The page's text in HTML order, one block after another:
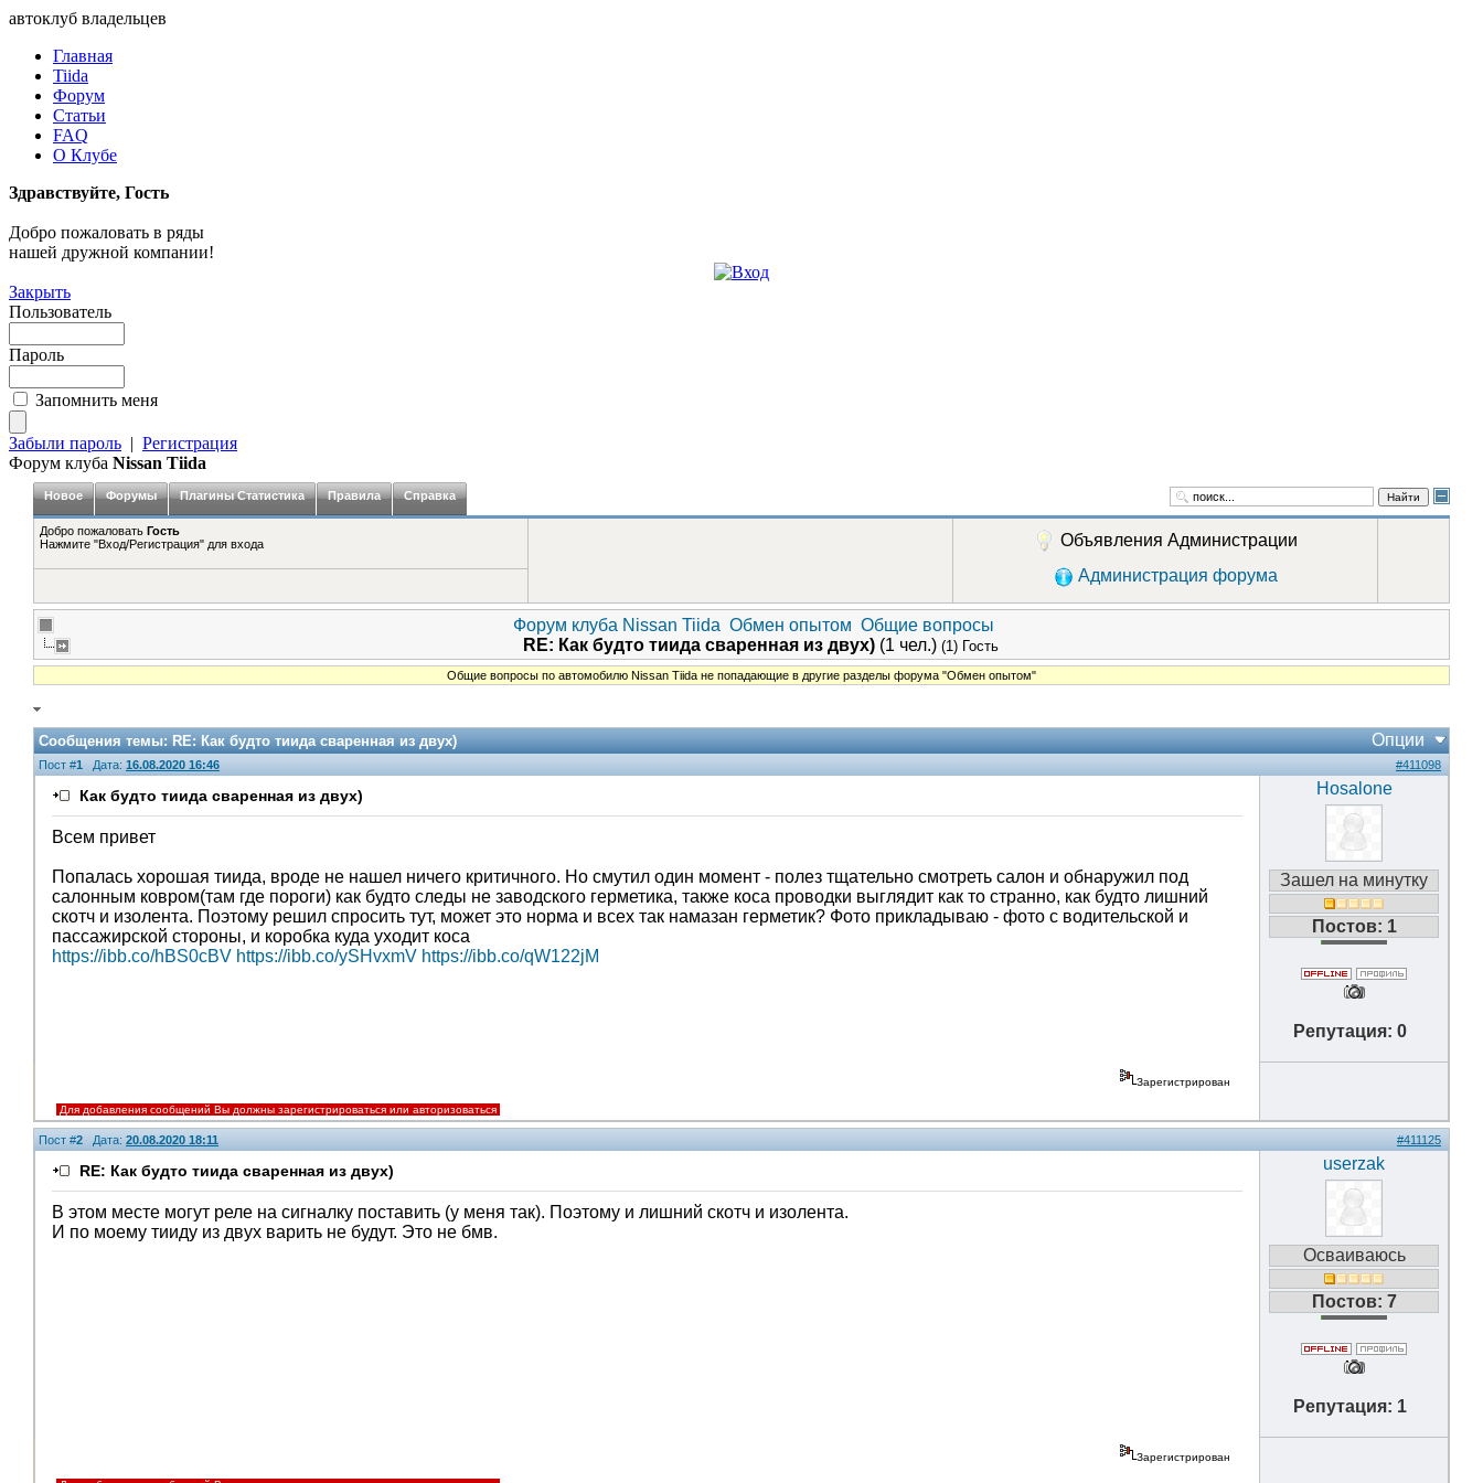
автоклуб владельцев
Главная
Tiida
Форум
Статьи
FAQ
О Клубе
Здравствуйте, Гость
Добро пожаловать в ряды
нашей дружной компании!
Закрыть
Пользователь
Пароль
Запомнить меня
Забыли пароль | Регистрация
Форум клуба Nissan Tiida
Новое Форумы Плагины Статистика Правила Справка Найти
Добро пожаловать Гость
Нажмите "Вход/Регистрация" для входа
Объявления Администрации
Администрация форума
Форум клуба Nissan Tiida Обмен опытом Общие вопросы
RE: Как будто тиида сваренная из двух) (1 чел.) (1) Гость
Общие вопросы по автомобилю Nissan Tiida не попадающие в другие разделы форума "Обмен опытом"
Сообщения темы:RE: Как будто тиида сваренная из двух) Опции
Пост #1 Дата: 16.08.2020 16:46 #411098
Как будто тиида сваренная из двух)
Всем привет
Попалась хорошая тиида, вроде не нашел ничего критичного. Но смутил один момент - полез тщательно смотреть салон и обнаружил под
салонным ковром(там где пороги) как будто следы не заводского герметика, также коса проводки выглядит как то странно, как будто лишний
скотч и изолента. Поэтому решил спросить тут, может это норма и всех так намазан герметик? Фото прикладываю - фото с водительской и
пассажирской стороны, и коробка куда уходит коса
https://ibb.co/hBS0cBV https://ibb.co/ySHvxmV https://ibb.co/qW122jM
Hosalone
Зашел на минутку
Постов: 1
Репутация: 0
Зарегистрирован
Для добавления сообщений Вы должны зарегистрироваться или авторизоваться
Пост #2 Дата: 20.08.2020 18:11 #411125
RE: Как будто тиида сваренная из двух)
В этом месте могут реле на сигналку поставить (у меня так). Поэтому и лишний скотч и изолента.
И по моему тииду из двух варить не будут. Это не бмв.
userzak
Осваиваюсь
Постов: 7
Репутация: 1
Зарегистрирован